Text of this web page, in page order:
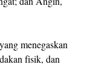
menegaskan
fisik, dan